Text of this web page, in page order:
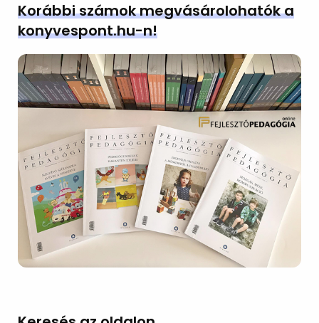
Korábbi számok megvásárolohatók a
konyvespont.hu-n!